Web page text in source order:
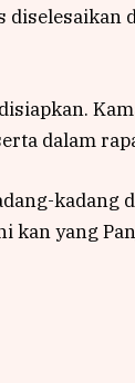
diselesaikan
dalam
kadang
kan yang